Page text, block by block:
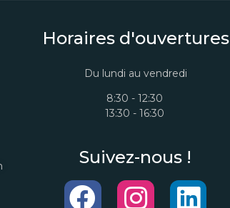
Horaires d'ouvertures
Du lundi au vendredi
8:30 - 12:30
13:30 - 16:30
Suivez-nous !